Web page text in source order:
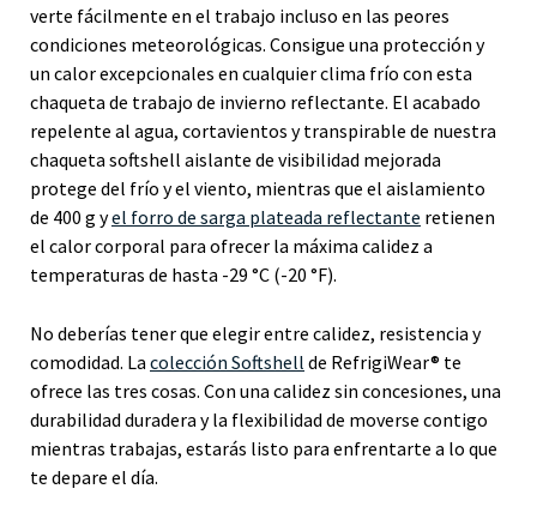
verte fácilmente en el trabajo incluso en las peores
condiciones meteorológicas. Consigue una protección y
un calor excepcionales en cualquier clima frío con esta
chaqueta de trabajo de invierno reflectante. El acabado
repelente al agua, cortavientos y transpirable de nuestra
chaqueta softshell aislante de visibilidad mejorada
protege del frío y el viento, mientras que el aislamiento
de 400 g yel forro de sarga plateada reflectante retienen
el calor corporal para ofrecer la máxima calidez a
temperaturas de hasta -29 °C (-20 °F).
No deberías tener que elegir entre calidez, resistencia y
comodidad. La colección Softshell de RefrigiWear® te
ofrece las tres cosas. Con una calidez sin concesiones, una
durabilidad duradera y la flexibilidad de moverse contigo
mientras trabajas, estarás listo para enfrentarte a lo que
te depare el día.